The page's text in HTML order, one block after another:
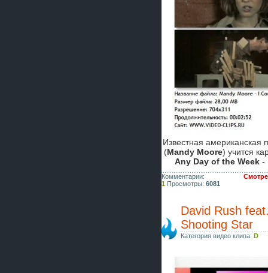
Известная американская
(Mandy Moore) учится
Any Day of the Week -
Комментарии:
1 Просмотры: 6081
David Rush
Shooting Star
Категория видео клипа: D